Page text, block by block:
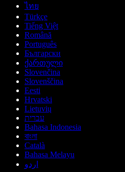
ไทย
Türkçe
Tiếng Việt
Română
Português
Български
ქართული
Slovenčina
Slovenščina
Eesti
Hrvatski
Lietuvių
עברית
Bahasa Indonesia
বাংলা
Català
Bahasa Melayu
اردو